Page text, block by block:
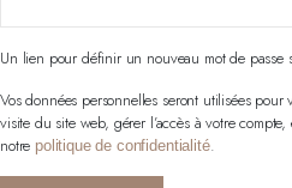
Un lien pour définir un nouveau mot de passe
Vos données personnelles seront utilisées
visite du site web, gérer l’accès à votre
notre politique de confidentialité.